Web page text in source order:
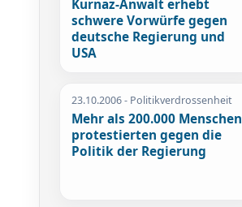
Kurnaz-Anwalt erhebt
schwere Vorwürfe gegen
deutsche Regierung und
USA
23.10.2006- Politikverdrossenheit
Mehr als 200.000 Menschen
protestierten gegen die
Politik der Regierung